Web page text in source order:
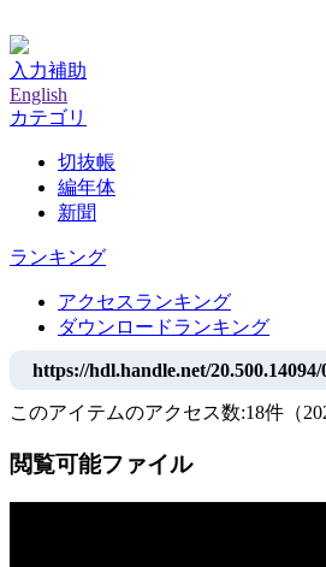
入力補助
English
カテゴリ
切抜帳
編年体
新聞
ランキング
アクセスランキング
ダウンロードランキング
https://hdl.handle.net/20.500.14094/
このアイテムのアクセス数:18件 （
閲覧可能ファイル